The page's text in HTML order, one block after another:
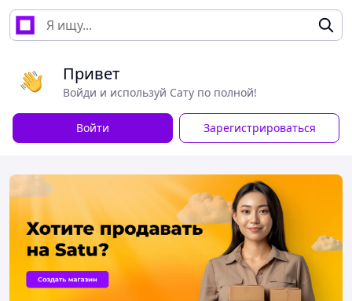
Привет
Войди и используй Сату по полной!
Войти Зарегистрироваться